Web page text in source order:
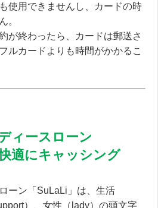
使用できませんし、
カードの時
。
が終わったら、カードは郵送さ
ルカードよりも時間がかかるこ
ィースローン
適にキャッシング
ーン「SuLaLi」は、 生活
）、女性（lady） の頭文字